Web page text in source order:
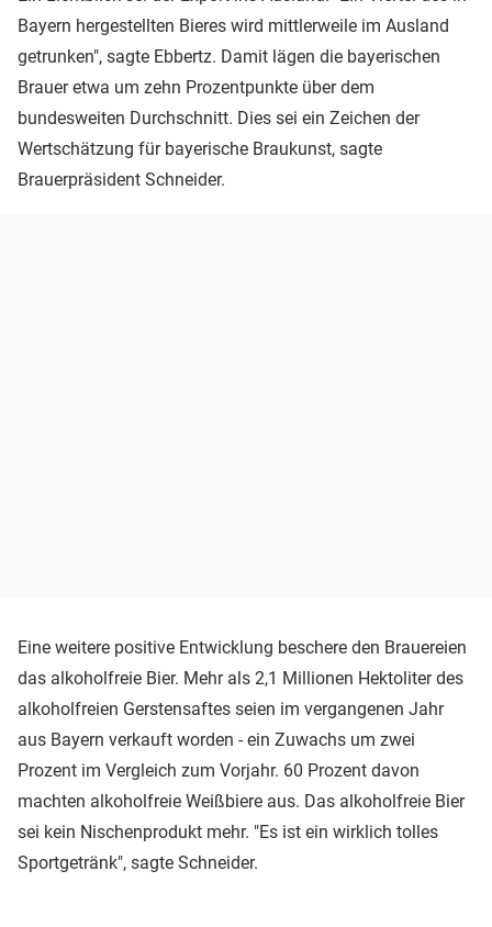
Bayern hergestellten Bieres wird mittlerweile im Ausland
getrunken", sagte Ebbertz. Damit lägen die bayerischen
Brauer etwa um zehn Prozentpunkte über dem
bundesweiten Durchschnitt. Dies sei ein Zeichen der
Wertschätzung für bayerische Braukunst, sagte
Brauerpräsident Schneider.
Eine weitere positive Entwicklung beschere den Brauereien
das alkoholfreie Bier. Mehr als 2,1 Millionen Hektoliter des
alkoholfreien Gerstensaftes seien im vergangenen Jahr
aus Bayern verkauft worden - ein Zuwachs um zwei
Prozent im Vergleich zum Vorjahr. 60 Prozent davon
machten alkoholfreie Weißbiere aus. Das alkoholfreie Bier
sei kein Nischenprodukt mehr. "Es ist ein wirklich tolles
Sportgetränk", sagte Schneider.